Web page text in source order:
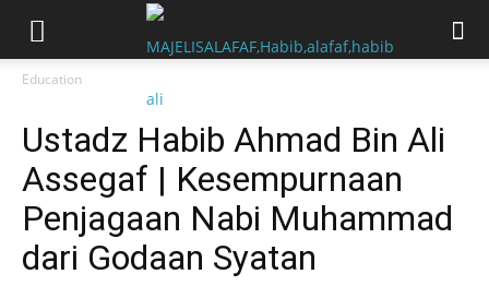
Education
Ustadz Habib Ahmad Bin Ali
Assegaf | Kesempurnaan
Penjagaan Nabi Muhammad
dari Godaan Syatan